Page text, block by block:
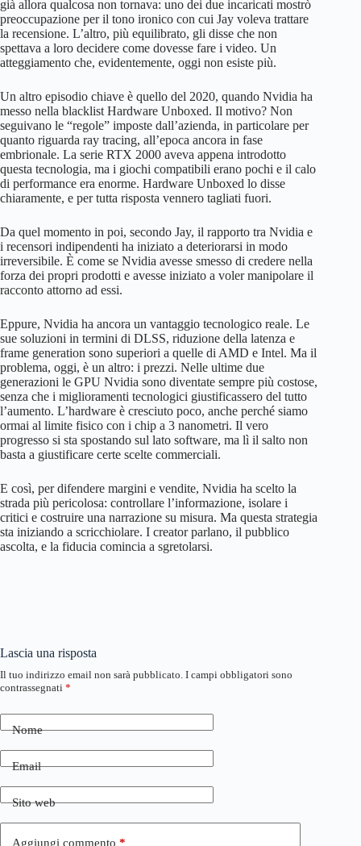
già allora qualcosa non tornava: uno dei due incaricati mostrò
preoccupazione per il tono ironico con cui Jay voleva trattare
la recensione. L’altro, più equilibrato, gli disse che non
spettava a loro decidere come dovesse fare i video. Un
atteggiamento che, evidentemente, oggi non esiste più.
Un altro episodio chiave è quello del 2020, quando Nvidia ha
messo nella blacklist Hardware Unboxed. Il motivo? Non
seguivano le “regole” imposte dall’azienda, in particolare per
quanto riguarda ray tracing, all’epoca ancora in fase
embrionale. La serie RTX 2000 aveva appena introdotto
questa tecnologia, ma i giochi compatibili erano pochi e il calo
di performance era enorme. Hardware Unboxed lo disse
chiaramente, e per tutta risposta vennero tagliati fuori.
Da quel momento in poi, secondo Jay, il rapporto tra Nvidia e
i recensori indipendenti ha iniziato a deteriorarsi in modo
irreversibile. È come se Nvidia avesse smesso di credere nella
forza dei propri prodotti e avesse iniziato a voler manipolare il
racconto attorno ad essi.
Eppure, Nvidia ha ancora un vantaggio tecnologico reale. Le
sue soluzioni in termini di DLSS, riduzione della latenza e
frame generation sono superiori a quelle di AMD e Intel. Ma il
problema, oggi, è un altro: i prezzi. Nelle ultime due
generazioni le GPU Nvidia sono diventate sempre più costose,
senza che i miglioramenti tecnologici giustificassero del tutto
l’aumento. L’hardware è cresciuto poco, anche perché siamo
ormai al limite fisico con i chip a 3 nanometri. Il vero
progresso si sta spostando sul lato software, ma lì il salto non
basta a giustificare certe scelte commerciali.
E così, per difendere margini e vendite, Nvidia ha scelto la
strada più pericolosa: controllare l’informazione, isolare i
critici e costruire una narrazione su misura. Ma questa strategia
sta iniziando a scricchiolare. I creator parlano, il pubblico
ascolta, e la fiducia comincia a sgretolarsi.
Lascia una risposta
Il tuo indirizzo email non sarà pubblicato. I campi obbligatori sono
contrassegnati *
Nome
Email
Sito web
Aggiungi commento *